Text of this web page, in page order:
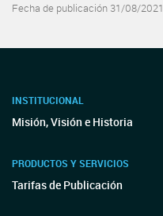
Fecha de publicación 31/08/2021
INSTITUCIONAL
Misión, Visión e Historia
PRODUCTOS Y SERVICIOS
Tarifas de Publicación